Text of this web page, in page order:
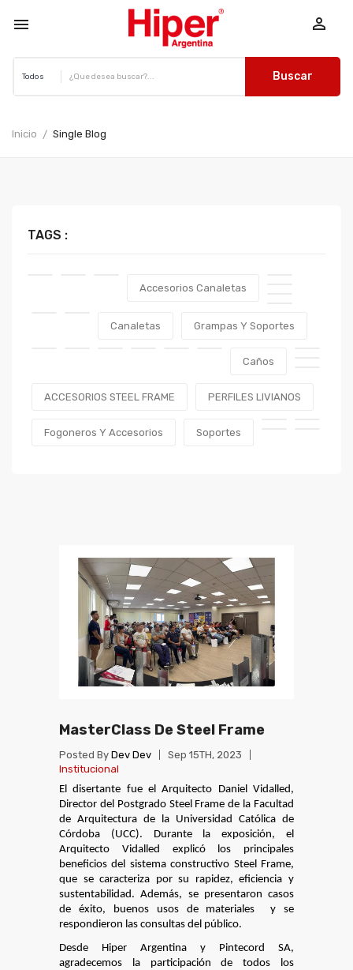
 
Buscar
Inicio Single Blog
TAGS :
Accesorios Canaletas
Canaletas Grampas Y Soportes
Caños
ACCESORIOS STEEL FRAME PERFILES LIVIANOS
Fogoneros Y Accesorios Soportes
MasterClass De Steel Frame
Posted By Dev Dev
Sep 15TH, 2023
Institucional
El disertante fue el Arquitecto Daniel Vidalled,
Director del Postgrado Steel Frame de la Facultad
de Arquitectura de la Universidad Católica de
Córdoba (UCC). Durante la exposición, el
Arquitecto Vidalled explicó los principales
beneficios del sistema constructivo Steel Frame,
que se caracteriza por su rapidez, eficiencia y
sustentabilidad. Además, se presentaron casos
de éxito, buenos usos de materiales  y se
respondieron las consultas del público.
Desde Hiper Argentina y Pintecord SA,
agradecemos la participación de todos los